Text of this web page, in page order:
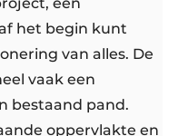
het begin kunt
van alles. De
vaak een
bestaand pand.
oppervlakte en